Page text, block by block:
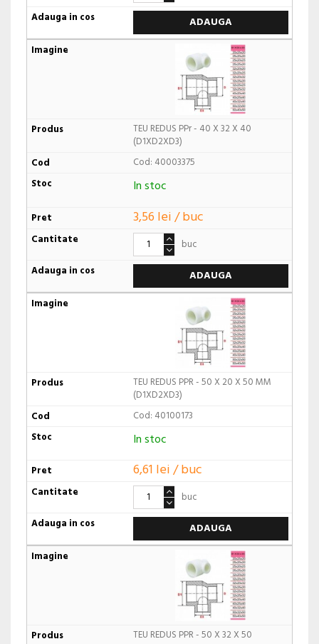
ADAUGA
TEU REDUS PPr - 40 X 32 X 40
(D1XD2XD3)
Cod: 40003375
In stoc
3,56 lei / buc
buc
ADAUGA
TEU REDUS PPR - 50 X 20 X 50 MM
(D1XD2XD3)
Cod: 40100173
In stoc
6,61 lei / buc
buc
ADAUGA
TEU REDUS PPR - 50 X 32 X 50